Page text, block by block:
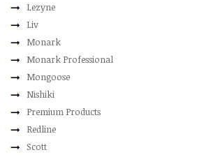
Lezyne
Liv
Monark
Monark Professional
Mongoose
Nishiki
Premium Products
Redline
Scott